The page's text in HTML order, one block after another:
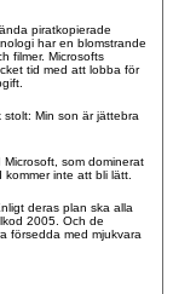
piratkopierade
har en blomstrande
filmer. Microsofts
tid med att lobba för
Min son är jättebra
som dominerat
inte att bli lätt.
deras plan ska alla
2005. Och de
försedda med mjukvara